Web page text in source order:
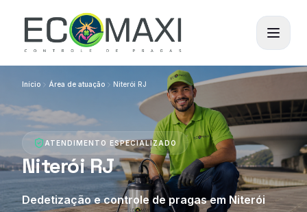
Início Área de atuação Niterói RJ
ATENDIMENTO ESPECIALIZADO
Niterói RJ
Dedetização e controle de pragas em Niterói